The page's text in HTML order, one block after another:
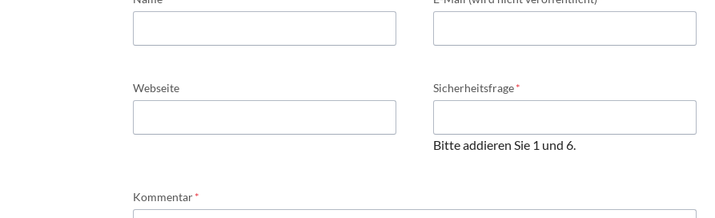
Webseite Pflichtfeld
Sicherheitsfrage*
Bitte addieren Sie 1 und 6.
Pflichtfeld
Kommentar*